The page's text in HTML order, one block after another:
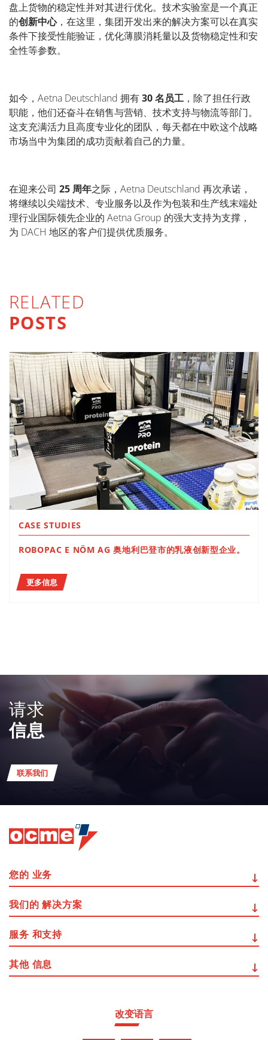
盘上货物的稳定性并对其进行优化。技术实验室是一个真正
的创新中心，在这里，集团开发出来的解决方案可以在真实
条件下接受性能验证，优化薄膜消耗量以及货物稳定性和安
全性等参数。
如今，Aetna Deutschland 拥有30 名员工 ，除了担任行政
职能，他们还奋斗在销售与营销、技术支持与物流等部门。
这支充满活力且高度专业化的团队，每天都在中欧这个战略
市场当中为集团的成功贡献着自己的力量。
在迎来公司 25 周年之际，Aetna Deutschland 再次承诺，
将继续以尖端技术、专业服务以及作为包装和生产线末端处
理行业国际领先企业的 Aetna Group 的强大支持为支撑，
为 DACH 地区的客户们提供优质服务。
RELATED
POSTS
CASE STUDIES
ROBOPAC E NÖM AG 奥地利巴登市的乳液创新型企业。
更多信息
请求
信息
联系我们
改变语言
您的 业务
我们的 解决方案
服务 和支持
其他 信息